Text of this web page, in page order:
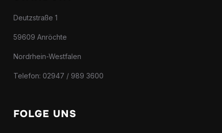
Deutzstraße 1
59609 Anröchte
Nordrhein-Westfalen
Telefon: 02947 / 989 3600
FOLGE UNS